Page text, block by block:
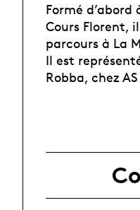
Formé d’abord
Cours Florent,
parcours à La
Il est
Robba, chez